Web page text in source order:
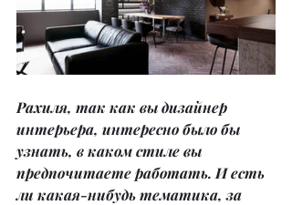
Рахиля, так как вы дизайнер
интерьера, интересно было бы
узнать, в каком стиле вы
предпочитаете работать. И есть
ли какая-нибудь тематика, за